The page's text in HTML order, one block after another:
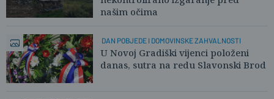
našim očima
DAN POBJEDE I DOMOVINSKE ZAHVALNOSTI
U Novoj Gradiški vijenci položeni
danas, sutra na redu Slavonski Brod